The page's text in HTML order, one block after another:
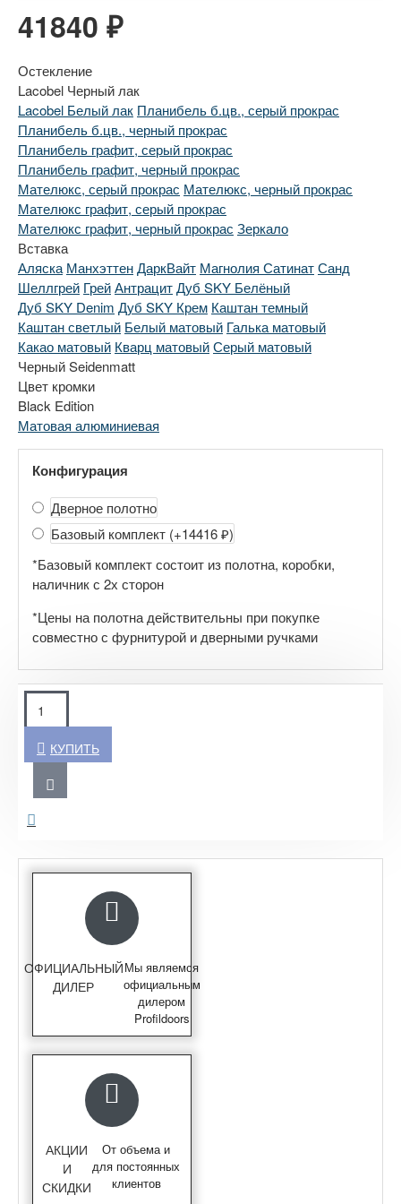
41840 ₽
Остекление
Lacobel Черный лак
Lacobel Белый лак Планибель б.цв., серый прокрас
Планибель б.цв., черный прокрас
Планибель графит, серый прокрас
Планибель графит, черный прокрас
Мателюкс, серый прокрас Мателюкс, черный прокрас
Мателюкс графит, серый прокрас
Мателюкс графит, черный прокрас Зеркало
Вставка
Аляска МанхэттенДаркВайт Магнолия СатинатСанд
Шеллгрей ГрейАнтрацитДуб SKY Белёный
Дуб SKY Denim Дуб SKY Крем Каштан темный
Каштан светлый Белый матовый Галька матовый
Какао матовый Кварц матовыйСерый матовый
Черный Seidenmatt
Цвет кромки
Black Edition
Матовая алюминиевая
Конфигурация
Дверное полотно
Базовый комплект (+14416 ₽)
*Базовый комплект состоит из полотна, коробки,
наличник с 2х сторон
*Цены на полотна действительны при покупке
совместно с фурнитурой и дверными ручками
КУПИТЬ
ОФИЦИАЛЬНЫЙ
ДИЛЕР
Мы являемся
официальным
дилером
Profildoors
АКЦИИ
И
СКИДКИ
От объема и
для постоянных
клиентов